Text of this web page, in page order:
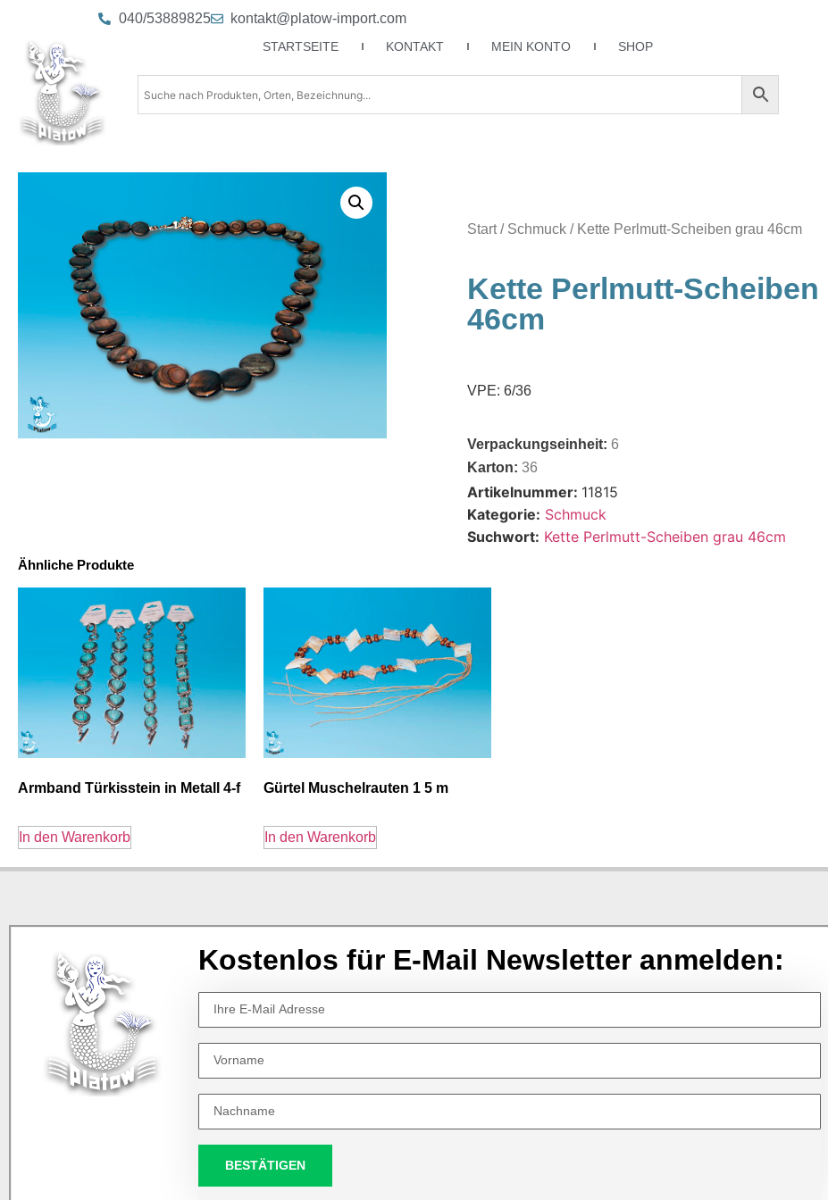
040/53889825 kontakt@platow-import.com
STARTSEITE KONTAKT MEIN KONTO SHOP
Start/ Schmuck / Kette Perlmutt-Scheiben grau 46cm
Kette Perlmutt-Scheiben
46cm
VPE: 6/36
Verpackungseinheit: 6
Karton:36
Artikelnummer: 11815
Kategorie: Schmuck
Suchwort: Kette Perlmutt-Scheiben grau 46cm
Ähnliche Produkte
Armband Türkisstein in Metall 4-f
In den Warenkorb
Gürtel Muschelrauten 1 5 m
In den Warenkorb
Kostenlos für E-Mail Newsletter anmelden:
BESTÄTIGEN